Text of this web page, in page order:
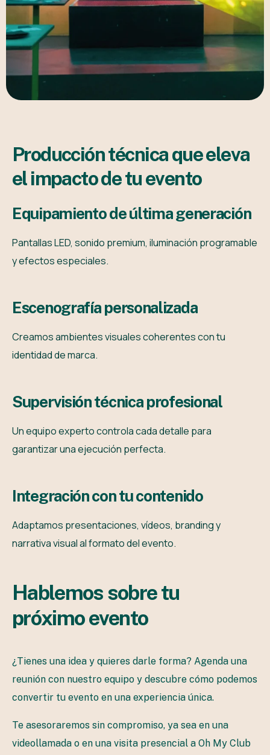
Produccióntécnicaqueeleva
elimpactodetuevento
Equipamientodeúltima generación
Pantallas LED, sonido premium, iluminación programable
y efectos especiales.
Escenografía personalizada
Creamos ambientes visuales coherentes con tu
identidad de marca.
Supervisióntécnica profesional
Un equipo experto controla cada detalle para
garantizar una ejecución perfecta.
Integracióncontucontenido
Adaptamos presentaciones, vídeos, branding y
narrativa visual al formato del evento.
Hablemos sobretu
próximoevento
¿Tienes una idea y quieres darle forma? Agenda una
reunión con nuestro equipo y descubre cómo podemos
convertir tu evento en una experiencia única.
Te asesoraremos sin compromiso, ya sea en una
videollamada o en una visita presencial a Oh My Club